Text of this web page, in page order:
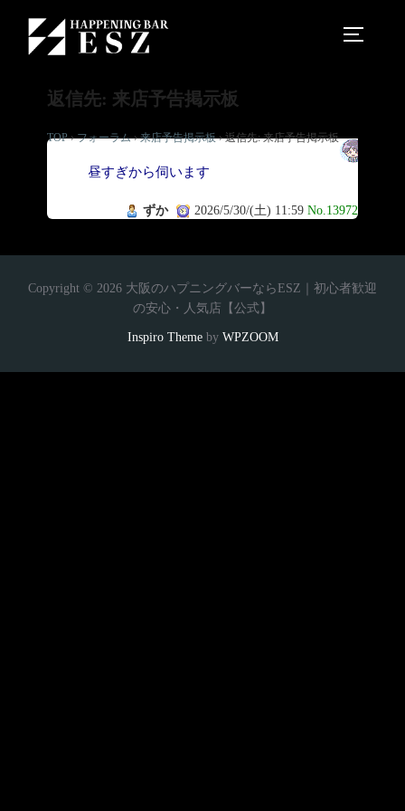
返信先: 来店予告掲示板
TOP › フォーラム › 来店予告掲示板 › 返信先: 来店予告掲示板
お
昼すぎから伺います
ずか 2026/5/30/(土) 11:59 No.13972
Copyright © 2026 大阪のハプニングバーならESZ｜初心者歓迎
の安心・人気店【公式】
Inspiro Themeby WPZOOM